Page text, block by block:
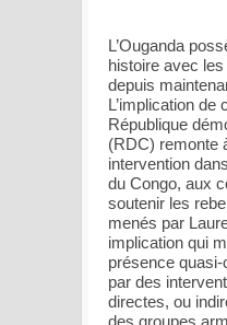
L’Ouganda
histoire avec
depuis
L’implication de
République
(RDC) remonte
intervention
du Congo, aux
soutenir les
menés par
implication qui
présence
par des
directes, ou
des groupes